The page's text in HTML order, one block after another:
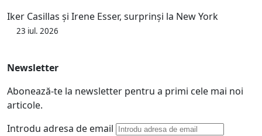
Iker Casillas și Irene Esser, surprinși la New York
23 iul. 2026
Newsletter
Abonează-te la newsletter pentru a primi cele mai noi
articole.
Introdu adresa de email